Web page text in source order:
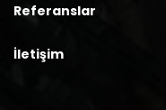
Referanslar
İletişim